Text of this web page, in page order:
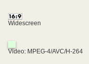
Widescreen
Video: MPEG-4/AVC/H-264